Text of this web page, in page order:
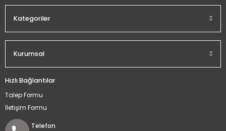
Kategoriler
Kurumsal
Hızlı Bağlantılar
Talep Formu
İletişim Formu
Telefon